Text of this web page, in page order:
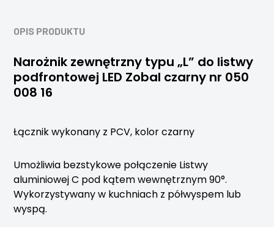
OPIS PRODUKTU
Narożnik zewnętrzny typu „L” do listwy
podfrontowej LED Zobal czarny nr 050
008 16
Łącznik wykonany z PCV, kolor czarny
Umożliwia bezstykowe połączenie Listwy
aluminiowej C pod kątem wewnętrznym 90°.
Wykorzystywany w kuchniach z półwyspem lub
wyspą.